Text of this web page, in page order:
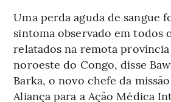
Uma perda aguda de sangue
sintoma observado em todos
relatados na remota
noroeste do Congo, disse
Barka, o novo chefe da
Aliança para a Ação Médica